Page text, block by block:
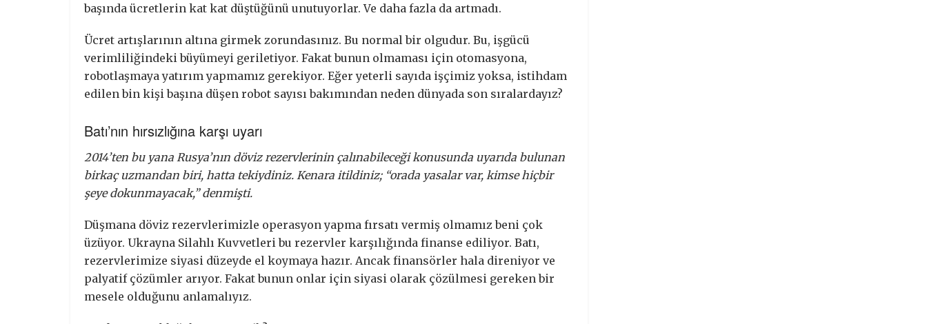
başında ücretlerin kat kat düştüğünü unutuyorlar. Ve daha fazla da artmadı.
Ücret artışlarının altına girmek zorundasınız. Bu normal bir olgudur. Bu, işgücü
verimliliğindeki büyümeyi geriletiyor. Fakat bunun olmaması için otomasyona,
robotlaşmaya yatırım yapmamız gerekiyor. Eğer yeterli sayıda işçimiz yoksa, istihdam
edilen bin kişi başına düşen robot sayısı bakımından neden dünyada son sıralardayız?
Batı’nın hırsızlığına karşı uyarı
2014’ten bu yana Rusya’nın döviz rezervlerinin çalınabileceği konusunda uyarıda bulunan
birkaç uzmandan biri, hatta tekiydiniz. Kenara itildiniz; “orada yasalar var, kimse hiçbir
şeye dokunmayacak,” denmişti.
Düşmana döviz rezervlerimizle operasyon yapma fırsatı vermiş olmamız beni çok
üzüyor. Ukrayna Silahlı Kuvvetleri bu rezervler karşılığında finanse ediliyor. Batı,
rezervlerimize siyasi düzeyde el koymaya hazır. Ancak finansörler hala direniyor ve
palyatif çözümler arıyor. Fakat bunun onlar için siyasi olarak çözülmesi gereken bir
mesele olduğunu anlamalıyız.